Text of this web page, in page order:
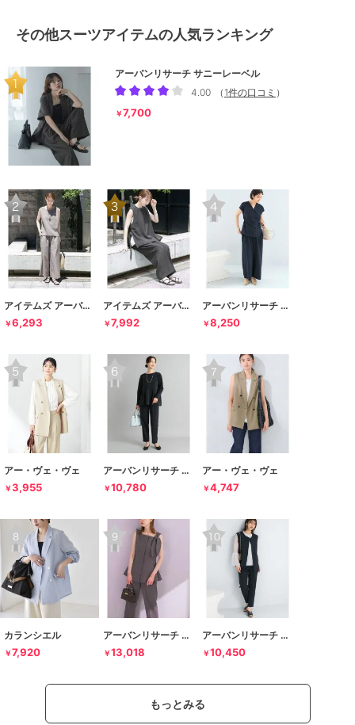
その他スーツアイテムの人気ランキング
アーバンリサーチ サニーレーベル
4.00
（ 1件の口コミ ）
￥7,700
アイテムズ アーバンリサーチ
￥6,293
アイテムズ アーバンリサーチ
￥7,992
アーバンリサーチ ロッソ
￥8,250
アー・ヴェ・ヴェ
￥3,955
アーバンリサーチ ドアーズ
￥10,780
アー・ヴェ・ヴェ
￥4,747
カランシエル
￥7,920
アーバンリサーチ ロッソ
￥13,018
アーバンリサーチ ロッソ
￥10,450
もっとみる